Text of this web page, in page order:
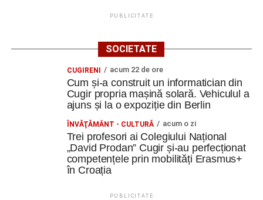
PUBLICITATE
SOCIETATE
CUGIRENI acum 22 de ore
Cum și-a construit un informatician din
Cugir propria mașină solară. Vehiculul a
ajuns și la o expoziție din Berlin
ÎNVĂŢĂMÂNT - CULTURĂ acum o zi
Trei profesori ai Colegiului Național
„David Prodan” Cugir și-au perfecționat
competențele prin mobilități Erasmus+
în Croația
PUBLICITATE